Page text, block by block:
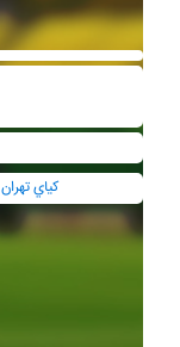
بازی های گذشته نفت ايرانيان تهران And کياي تهران